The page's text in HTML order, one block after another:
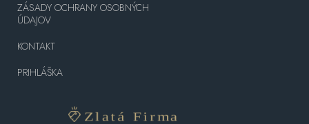
ZÁSADY OCHRANY OSOBNÝCH
ÚDAJOV
KONTAKT
PRIHLÁŠKA